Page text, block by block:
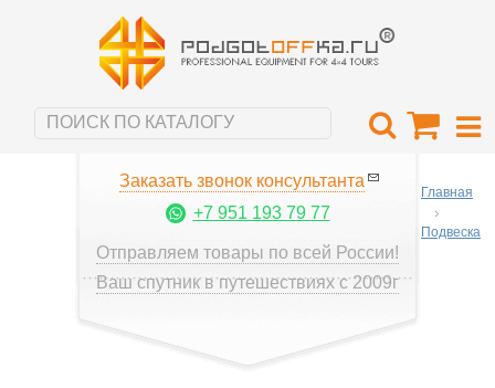
Заказать звонок консультанта
+7 951 193 79 77
Отправляем товары по всей России!
Ваш спутник в путешествиях с 2009г
Главная
Подвеска